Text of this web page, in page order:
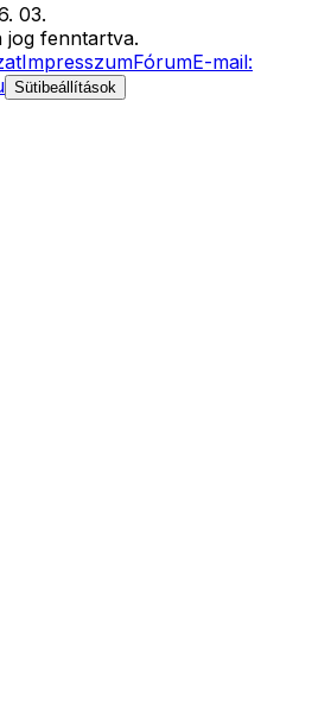
03.
jog fenntartva.
ImpresszumFórumE-mail:
Sütibeállítások